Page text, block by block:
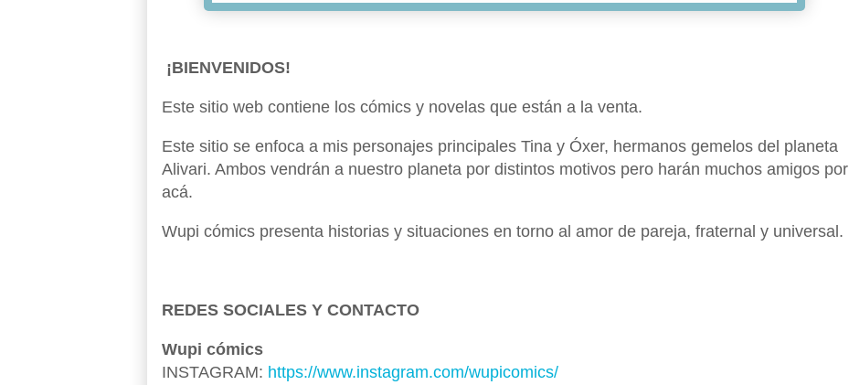
¡BIENVENIDOS!
Este sitio web contiene los cómics y novelas que están a la venta.
Este sitio se enfoca a mis personajes principales Tina y Óxer, hermanos gemelos del planeta
Alivari. Ambos vendrán a nuestro planeta por distintos motivos pero harán muchos amigos por
acá.
Wupi cómics presenta historias y situaciones en torno al amor de pareja, fraternal y universal.
REDES SOCIALES Y CONTACTO
Wupi cómics
INSTAGRAM: https://www.instagram.com/wupicomics/